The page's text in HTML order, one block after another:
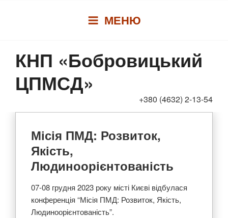
МЕНЮ
КНП «Бобровицький
ЦПМСД»
+380 (4632) 2-13-54
Місія ПМД: Розвиток,
Якість,
Людиноорієнтованість
07-08 грудня 2023 року місті Києві відбулася
конференція “Місія ПМД: Розвиток, Якість,
Людиноорієнтованість”.